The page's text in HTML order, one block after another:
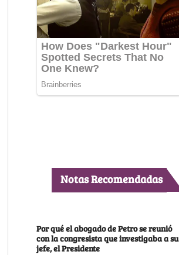
Notas Recomendadas
Por qué el abogado de Petro se reunió
con la congresista que investigaba a su
jefe, el Presidente